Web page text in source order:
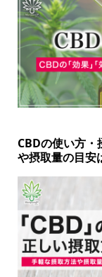
CBDの使い方
や摂取量の目安